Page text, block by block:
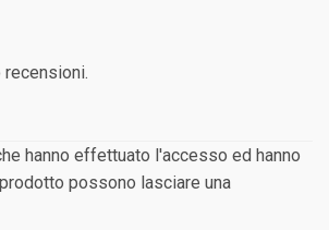
recensioni.
hanno effettuato l'accesso ed hanno
possono lasciare una